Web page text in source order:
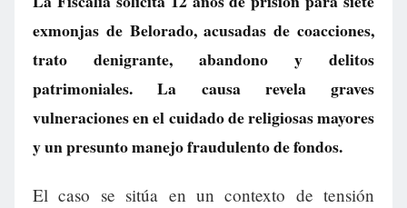
exmonjas de Belorado, acusadas de coacciones,
trato denigrante, abandono y delitos
patrimoniales. La causa revela graves
vulneraciones en el cuidado de religiosas mayores
y un presunto manejo fraudulento de fondos.
El caso se sitúa en un contexto de tensión